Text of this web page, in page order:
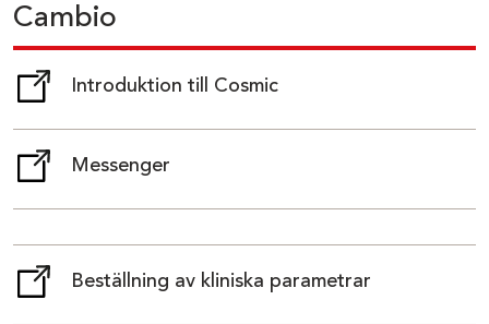
Cambio
Introduktion till Cosmic
Messenger
( länk till annan webbplats)
Beställning av kliniska parametrar
( länk till annan webbplats)